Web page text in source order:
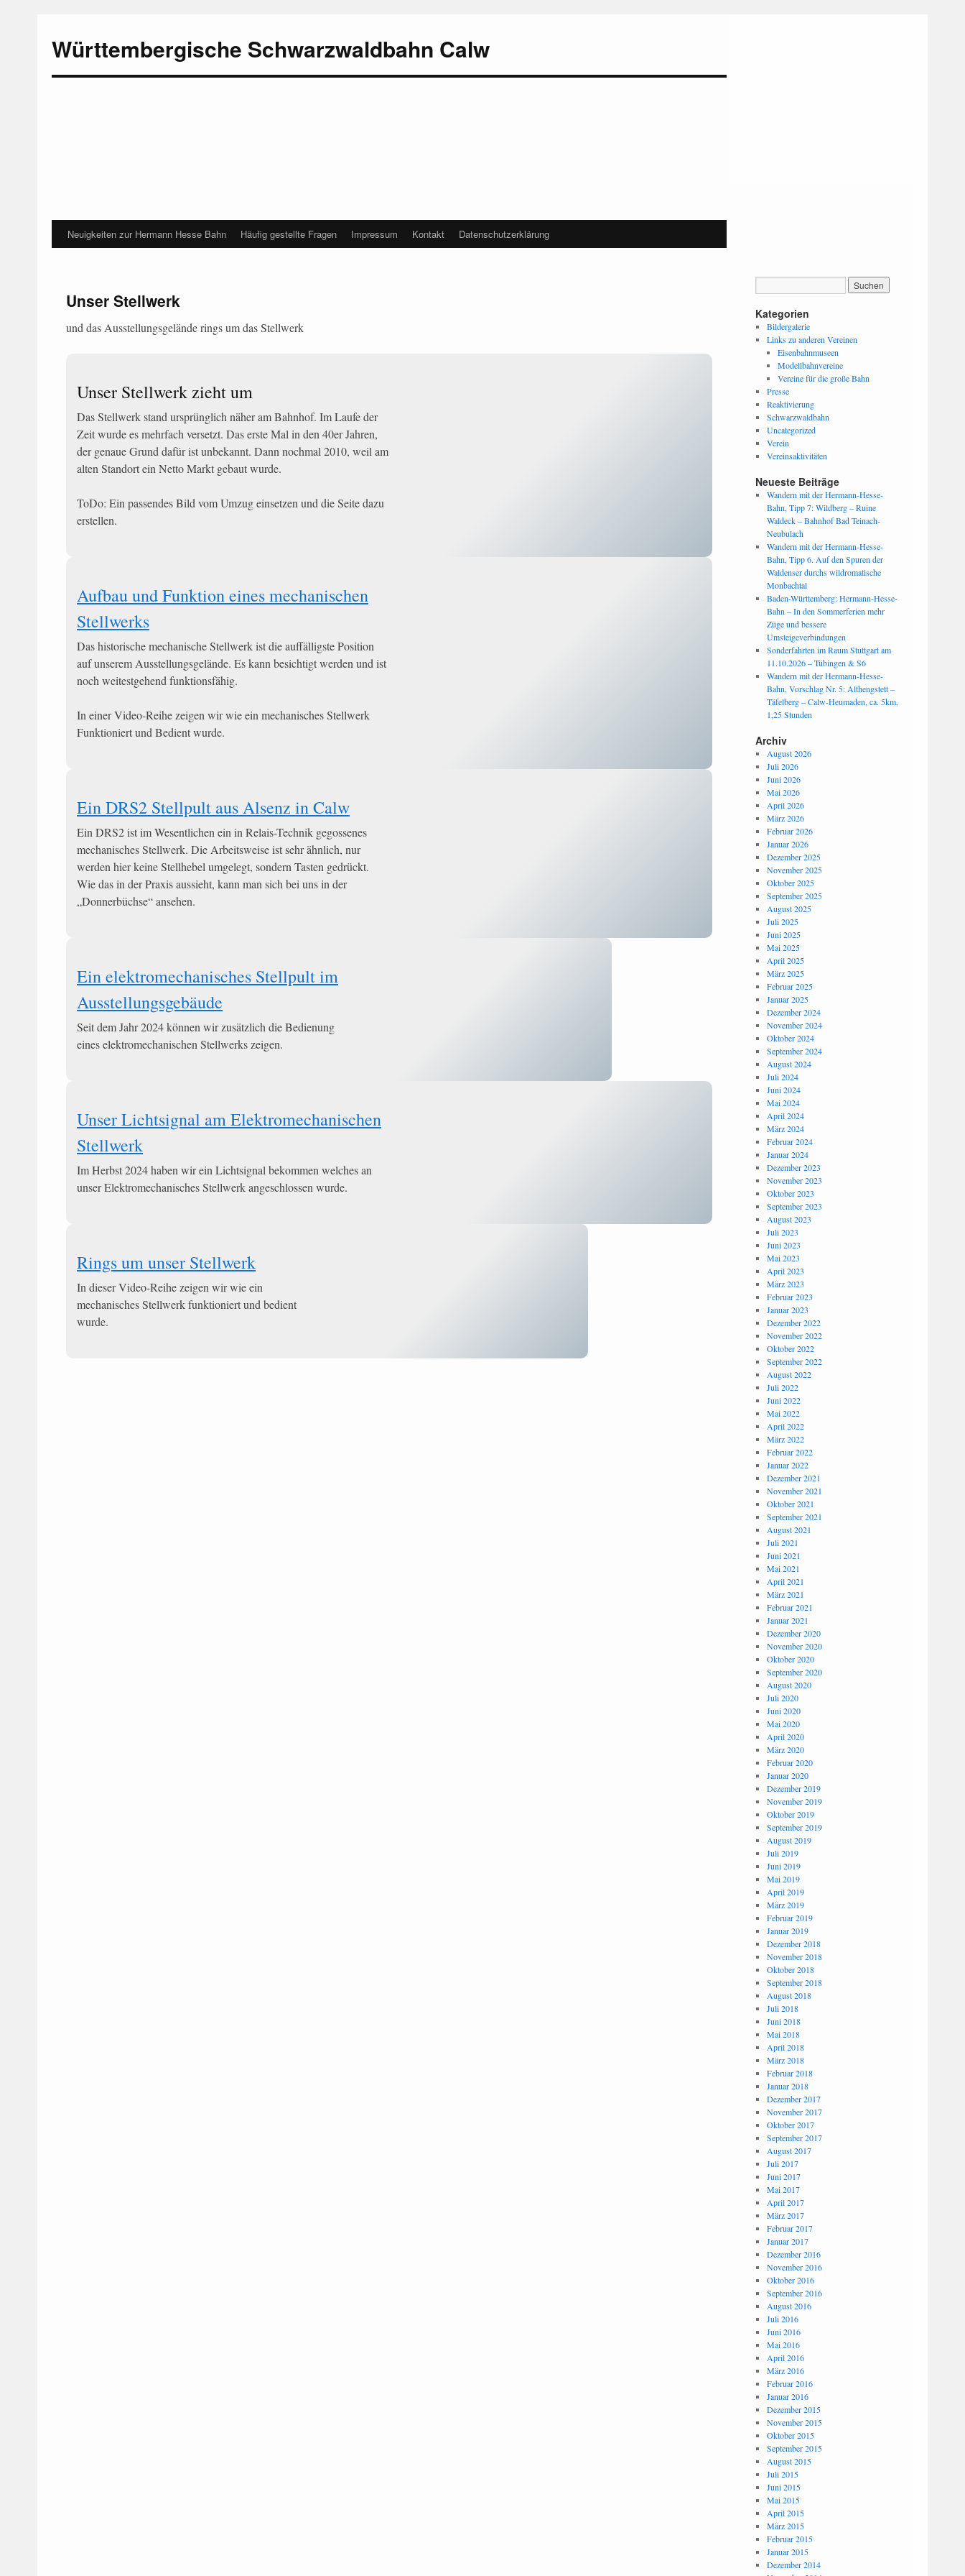
Württembergische Schwarzwaldbahn Calw
Neuigkeiten zur Hermann Hesse Bahn Häufig gestellte Fragen Impressum Kontakt Datenschutzerklärung
Unser Stellwerk
und das Ausstellungsgelände rings um das Stellwerk
Unser Stellwerk zieht um
Das Stellwerk stand ursprünglich näher am Bahnhof. Im Laufe der
Zeit wurde es mehrfach versetzt. Das erste Mal in den 40er Jahren,
der genaue Grund dafür ist unbekannt. Dann nochmal 2010, weil am
alten Standort ein Netto Markt gebaut wurde.
ToDo: Ein passendes Bild vom Umzug einsetzen und die Seite dazu
erstellen.
Aufbau und Funktion eines mechanischen
Stellwerks
Das historische mechanische Stellwerk ist die auffälligste Position
auf unserem Ausstellungsgelände. Es kann besichtigt werden und ist
noch weitestgehend funktionsfähig.
In einer Video-Reihe zeigen wir wie ein mechanisches Stellwerk
Funktioniert und Bedient wurde.
Ein DRS2 Stellpult aus Alsenz in Calw
Ein DRS2 ist im Wesentlichen ein in Relais-Technik gegossenes
mechanisches Stellwerk. Die Arbeitsweise ist sehr ähnlich, nur
werden hier keine Stellhebel umgelegt, sondern Tasten gedrückt.
Wie das in der Praxis aussieht, kann man sich bei uns in der
„Donnerbüchse“ ansehen.
Ein elektromechanisches Stellpult im
Ausstellungsgebäude
Seit dem Jahr 2024 können wir zusätzlich die Bedienung
eines elektromechanischen Stellwerks zeigen.
Unser Lichtsignal am Elektromechanischen
Stellwerk
Im Herbst 2024 haben wir ein Lichtsignal bekommen welches an
unser Elektromechanisches Stellwerk angeschlossen wurde.
Rings um unser Stellwerk
In dieser Video-Reihe zeigen wir wie ein
mechanisches Stellwerk funktioniert und bedient
wurde.
Kategorien
Bildergalerie
Links zu anderen Vereinen
Eisenbahnmuseen
Modellbahnvereine
Vereine für die große Bahn
Presse
Reaktivierung
Schwarzwaldbahn
Uncategorized
Verein
Vereinsaktivitäten
Neueste Beiträge
Wandern mit der Hermann-Hesse-
Bahn, Tipp 7: Wildberg – Ruine
Waldeck – Bahnhof Bad Teinach-
Neubulach
Wandern mit der Hermann-Hesse-
Bahn, Tipp 6. Auf den Spuren der
Waldenser durchs wildromatische
Monbachtal
Baden-Württemberg: Hermann-Hesse-
Bahn – In den Sommerferien mehr
Züge und bessere
Umsteigeverbindungen
Sonderfahrten im Raum Stuttgart am
11.10.2026 – Tübingen & S6
Wandern mit der Hermann-Hesse-
Bahn, Vorschlag Nr. 5: Althengstett –
Täfelberg – Calw-Heumaden, ca. 5km,
1,25 Stunden
Archiv
August 2026
Juli 2026
Juni 2026
Mai 2026
April 2026
März 2026
Februar 2026
Januar 2026
Dezember 2025
November 2025
Oktober 2025
September 2025
August 2025
Juli 2025
Juni 2025
Mai 2025
April 2025
März 2025
Februar 2025
Januar 2025
Dezember 2024
November 2024
Oktober 2024
September 2024
August 2024
Juli 2024
Juni 2024
Mai 2024
April 2024
März 2024
Februar 2024
Januar 2024
Dezember 2023
November 2023
Oktober 2023
September 2023
August 2023
Juli 2023
Juni 2023
Mai 2023
April 2023
März 2023
Februar 2023
Januar 2023
Dezember 2022
November 2022
Oktober 2022
September 2022
August 2022
Juli 2022
Juni 2022
Mai 2022
April 2022
März 2022
Februar 2022
Januar 2022
Dezember 2021
November 2021
Oktober 2021
September 2021
August 2021
Juli 2021
Juni 2021
Mai 2021
April 2021
März 2021
Februar 2021
Januar 2021
Dezember 2020
November 2020
Oktober 2020
September 2020
August 2020
Juli 2020
Juni 2020
Mai 2020
April 2020
März 2020
Februar 2020
Januar 2020
Dezember 2019
November 2019
Oktober 2019
September 2019
August 2019
Juli 2019
Juni 2019
Mai 2019
April 2019
März 2019
Februar 2019
Januar 2019
Dezember 2018
November 2018
Oktober 2018
September 2018
August 2018
Juli 2018
Juni 2018
Mai 2018
April 2018
März 2018
Februar 2018
Januar 2018
Dezember 2017
November 2017
Oktober 2017
September 2017
August 2017
Juli 2017
Juni 2017
Mai 2017
April 2017
März 2017
Februar 2017
Januar 2017
Dezember 2016
November 2016
Oktober 2016
September 2016
August 2016
Juli 2016
Juni 2016
Mai 2016
April 2016
März 2016
Februar 2016
Januar 2016
Dezember 2015
November 2015
Oktober 2015
September 2015
August 2015
Juli 2015
Juni 2015
Mai 2015
April 2015
März 2015
Februar 2015
Januar 2015
Dezember 2014